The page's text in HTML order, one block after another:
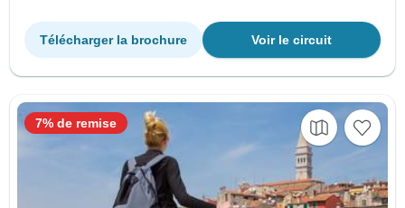
Voir le circuit
Télécharger la brochure
7% de remise